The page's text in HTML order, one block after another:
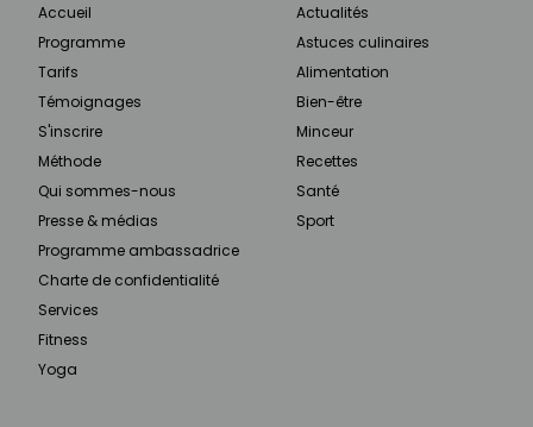
Accueil
Programme
Tarifs
Témoignages
S'inscrire
Méthode
Qui sommes-nous
Presse & médias
Programme ambassadrice
Charte de confidentialité
Services
Fitness
Yoga
Actualités
Astuces culinaires
Alimentation
Bien-être
Minceur
Recettes
Santé
Sport